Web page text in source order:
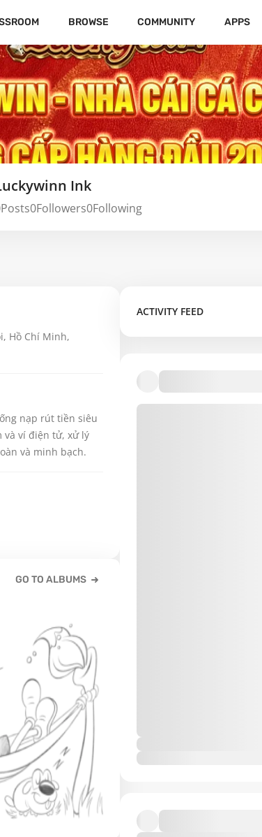
BROWSE COMMUNITY APPS
Ink
Posts0Followers0Following
Hồ Chí Minh,
nạp rút tiền siêu
và ví điện tử, xử lý
và minh bạch.
GO TO ALBUMS
ACTIVITY FEED